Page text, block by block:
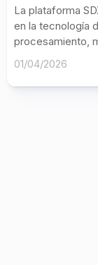
La plataforma
en la tecnología
procesamiento,
01/04/2026